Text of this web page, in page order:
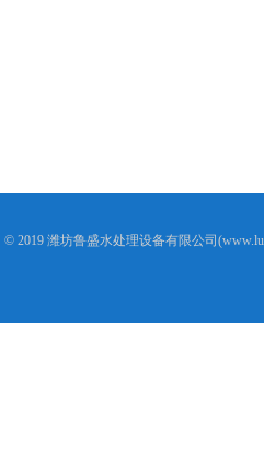
© 2019 潍坊鲁盛水处理设备有限公司